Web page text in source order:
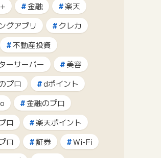
金融
楽天
グアプリ
クレカ
不動産投資
ーサーバー
美容
プロ
dポイント
金融のプロ
ロ
楽天ポイント
ロ
証券
Wi-Fi